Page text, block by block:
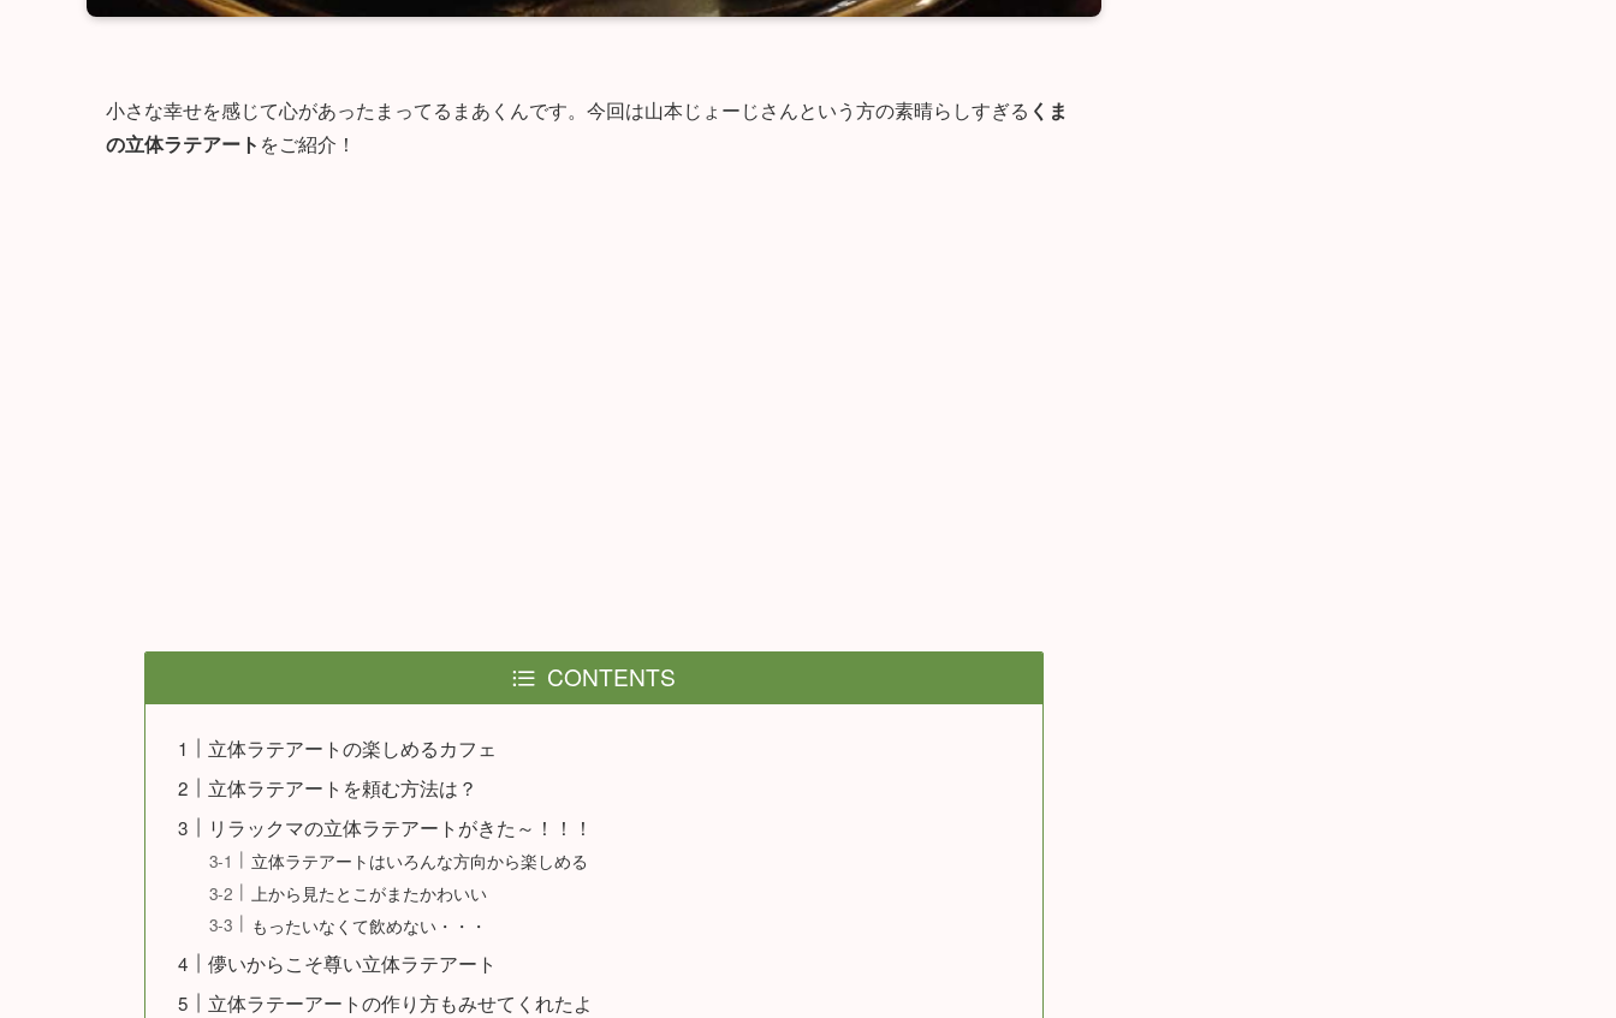
小さな幸せを感じて心があったまってるまあくんです。今回は山本じょーじさんという方の素晴らしすぎる くま
の立体ラテアート をご紹介！
CONTENTS
立体ラテアートの楽しめるカフェ
立体ラテアートを頼む方法は？
リラックマの立体ラテアートがきた～！！！
立体ラテアートはいろんな方向から楽しめる
上から見たとこがまたかわいい
もったいなくて飲めない・・・
儚いからこそ尊い立体ラテアート
立体ラテーアートの作り方もみせてくれたよ